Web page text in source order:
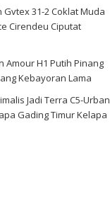
31-2 Coklat Muda
Cirendeu Ciputat
Amour H1 Putih Pinang
Kebayoran Lama
Jadi Terra C5-Urban
Gading Timur Kelapa